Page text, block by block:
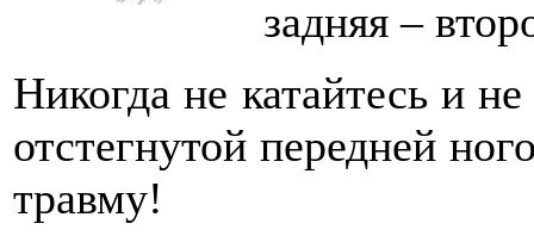
задняя –
Никогда не катайтесь и
отстегнутой передней
травму!